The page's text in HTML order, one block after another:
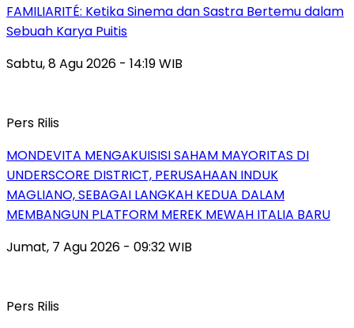
FAMILIARITÉ: Ketika Sinema dan Sastra Bertemu dalam
Sebuah Karya Puitis
Sabtu, 8 Agu 2026 - 14:19 WIB
Pers Rilis
MONDEVITA MENGAKUISISI SAHAM MAYORITAS DI
UNDERSCORE DISTRICT, PERUSAHAAN INDUK
MAGLIANO, SEBAGAI LANGKAH KEDUA DALAM
MEMBANGUN PLATFORM MEREK MEWAH ITALIA BARU
Jumat, 7 Agu 2026 - 09:32 WIB
Pers Rilis